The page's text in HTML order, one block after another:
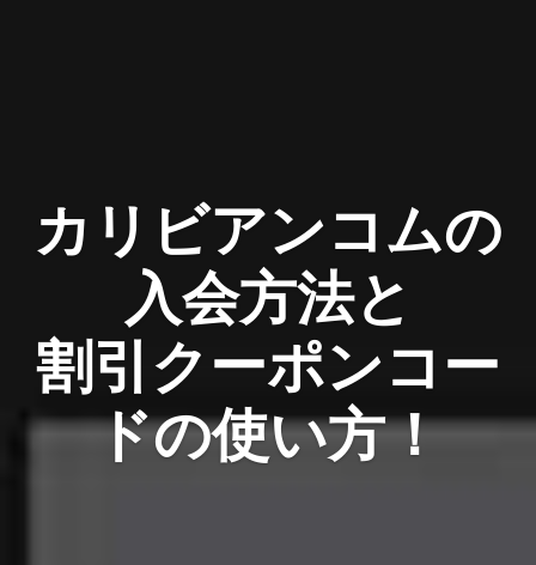
カリビアンコムの
入会方法と
割引クーポンコー
ドの使い方！